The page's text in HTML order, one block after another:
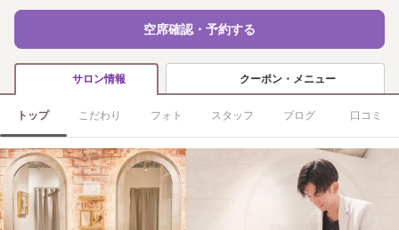
空席確認・予約する
サロン情報 クーポン・メニュー
トップ こだわり フォト スタッフ ブログ 口コミ